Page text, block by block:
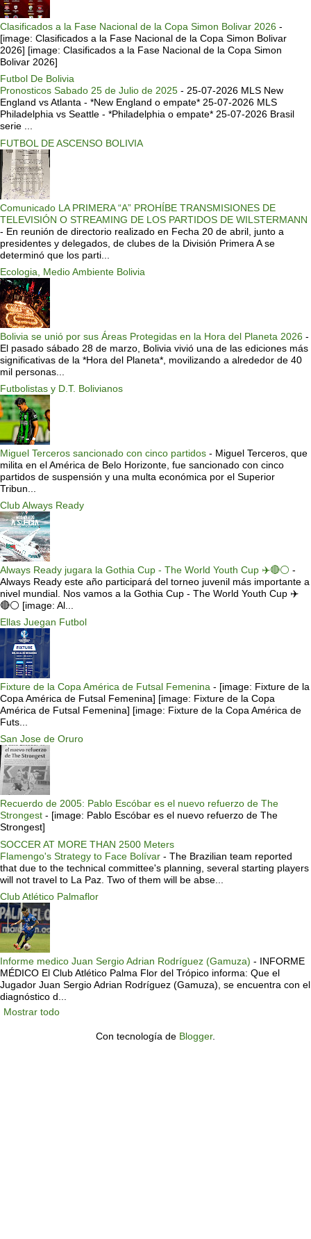
Clasificados a la Fase Nacional de la Copa Simon Bolivar 2026 -
[image: Clasificados a la Fase Nacional de la Copa Simon Bolivar
2026] [image: Clasificados a la Fase Nacional de la Copa Simon
Bolivar 2026]
Futbol De Bolivia
Pronosticos Sabado 25 de Julio de 2025 - 25-07-2026 MLS New
England vs Atlanta - *New England o empate* 25-07-2026 MLS
Philadelphia vs Seattle - *Philadelphia o empate* 25-07-2026 Brasil
serie ...
FUTBOL DE ASCENSO BOLIVIA
Comunicado LA PRIMERA “A” PROHÍBE TRANSMISIONES DE
TELEVISIÓN O STREAMING DE LOS PARTIDOS DE WILSTERMANN
- En reunión de directorio realizado en Fecha 20 de abril, junto a
presidentes y delegados, de clubes de la División Primera A se
determinó que los parti...
Ecologia, Medio Ambiente Bolivia
Bolivia se unió por sus Áreas Protegidas en la Hora del Planeta 2026 -
El pasado sábado 28 de marzo, Bolivia vivió una de las ediciones más
significativas de la *Hora del Planeta*, movilizando a alrededor de 40
mil personas...
Futbolistas y D.T. Bolivianos
Miguel Terceros sancionado con cinco partidos - Miguel Terceros, que
milita en el América de Belo Horizonte, fue sancionado con cinco
partidos de suspensión y una multa económica por el Superior
Tribun...
Club Always Ready
Always Ready jugara la Gothia Cup - The World Youth Cup ✈️🔴⚪️ -
Always Ready este año participará del torneo juvenil más importante a
nivel mundial. Nos vamos a la Gothia Cup - The World Youth Cup ✈️
🔴⚪️ [image: Al...
Ellas Juegan Futbol
Fixture de la Copa América de Futsal Femenina - [image: Fixture de la
Copa América de Futsal Femenina] [image: Fixture de la Copa
América de Futsal Femenina] [image: Fixture de la Copa América de
Futs...
San Jose de Oruro
Recuerdo de 2005: Pablo Escóbar es el nuevo refuerzo de The
Strongest - [image: Pablo Escóbar es el nuevo refuerzo de The
Strongest]
SOCCER AT MORE THAN 2500 Meters
Flamengo's Strategy to Face Bolívar - The Brazilian team reported
that due to the technical committee's planning, several starting players
will not travel to La Paz. Two of them will be abse...
Club Atlético Palmaflor
Informe medico Juan Sergio Adrian Rodríguez (Gamuza) - INFORME
MÉDICO El Club Atlético Palma Flor del Trópico informa: Que el
Jugador Juan Sergio Adrian Rodríguez (Gamuza), se encuentra con el
diagnóstico d...
Mostrar todo
Con tecnología de Blogger.